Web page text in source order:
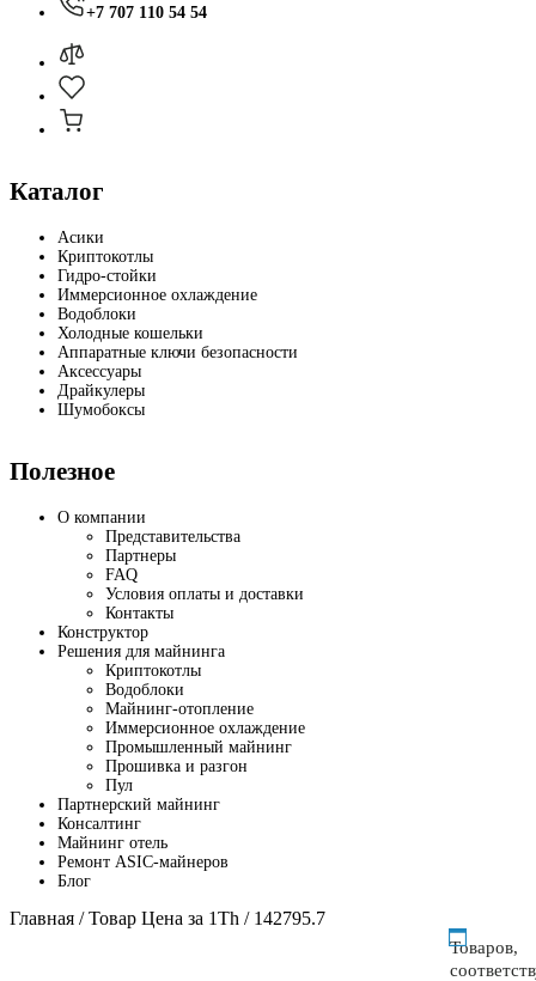
+7 707 110 54 54
Каталог
Асики
Криптокотлы
Гидро-стойки
Иммерсионное охлаждение
Водоблоки
Холодные кошельки
Аппаратные ключи безопасности
Аксессуары
Драйкулеры
Шумобоксы
Полезное
О компании
Представительства
Партнеры
FAQ
Условия оплаты и доставки
Контакты
Конструктор
Решения для майнинга
Криптокотлы
Водоблоки
Майнинг-отопление
Иммерсионное охлаждение
Промышленный майнинг
Прошивка и разгон
Пул
Партнерский майнинг
Консалтинг
Майнинг отель
Ремонт ASIC-майнеров
Блог
Главная / Товар Цена за 1Th / 142795.7
Товаров,